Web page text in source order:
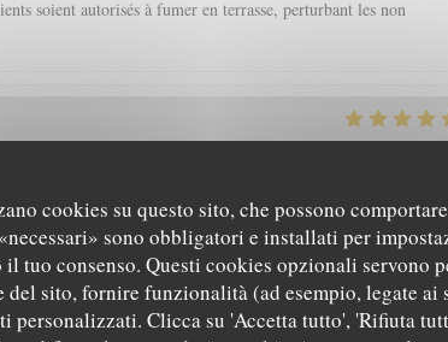
cookies su questo sito, che possono
sono obbligatori e installati per
tuo consenso. Questi cookies opzionali servono
del sito, fornire funzionalità (ad esempio, legate ai
Clicca su 'Accetta tutto', 'Rifiuta
soient autorisés à fumer en terrasse, perturbant les non
Servizio:5/5 Atmosfera: 5/5 Cucina:5/5 Qualità / Prezzo: 5